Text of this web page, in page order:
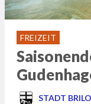
FREIZEIT
STADT